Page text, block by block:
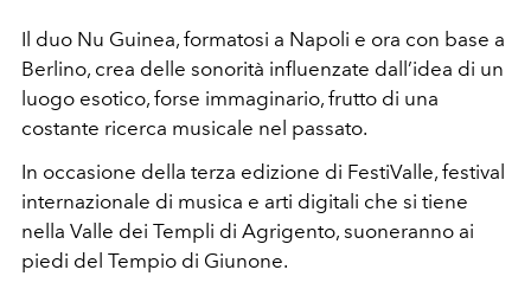
Il duo Nu Guinea, formatosi a Napoli e ora con base a
Berlino, crea delle sonorità influenzate dall’idea di un
luogo esotico, forse immaginario, frutto di una
costante ricerca musicale nel passato.
In occasione della terza edizione di FestiValle, festival
internazionale di musica e arti digitali che si tiene
nella Valle dei Templi di Agrigento, suoneranno ai
piedi del Tempio di Giunone.